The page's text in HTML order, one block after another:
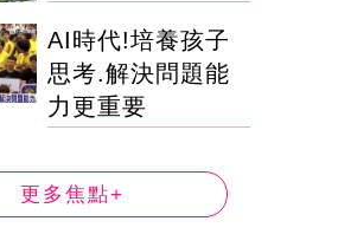
AI時代!培養孩子
思考.解決問題能
力更重要
更多焦點+